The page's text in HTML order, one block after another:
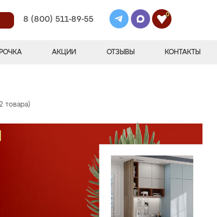
8 (800) 511-89-55
0
АКЦИИ ОТЗЫВЫ КОНТАКТЫ
товара)